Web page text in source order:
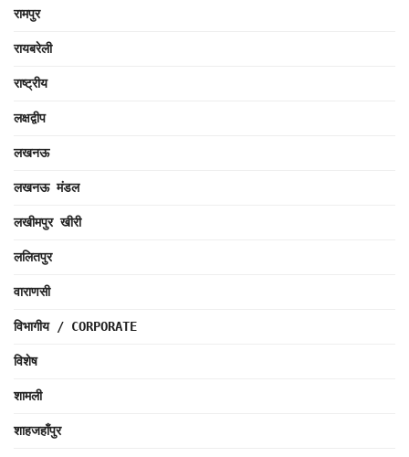
रामपुर
रायबरेली
राष्ट्रीय
लक्षद्वीप
लखनऊ
लखनऊ मंडल
लखीमपुर खीरी
ललितपुर
वाराणसी
विभागीय / CORPORATE
विशेष
शामली
शाहजहाँपुर